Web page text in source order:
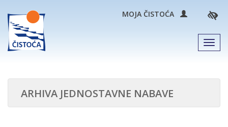
MOJA ČISTOĆA
ARHIVA JEDNOSTAVNE NABAVE